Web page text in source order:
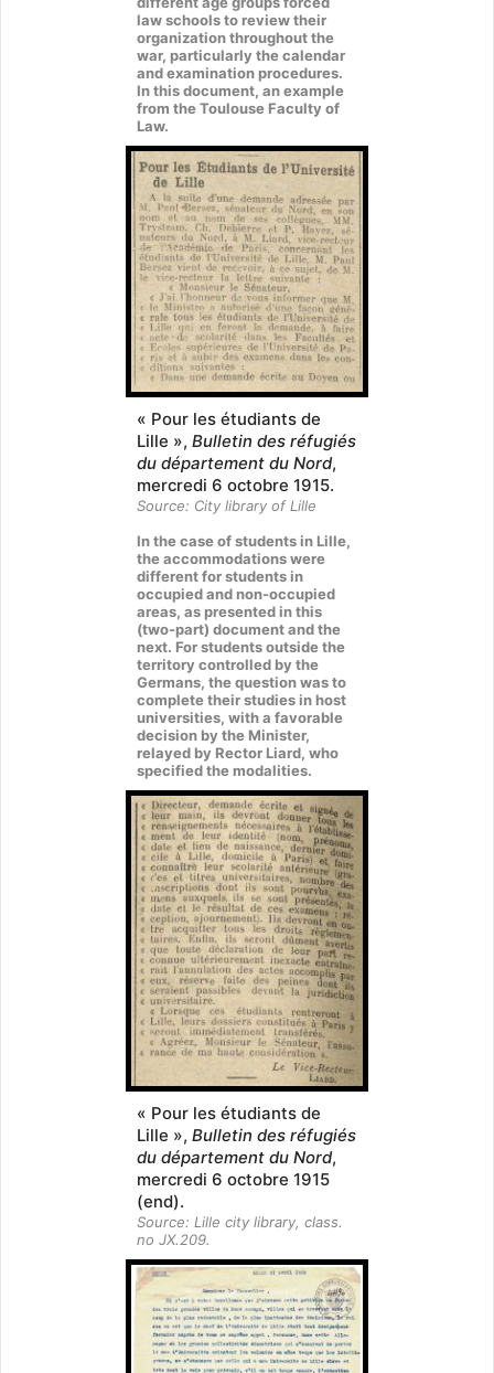
law schools to review their
organization throughout the
war, particularly the calendar
and examination procedures.
In this document, an example
from the Toulouse Faculty of
Law.
« Pour les étudiants de
Lille », Bulletin des réfugiés
du département du Nord,
mercredi 6 octobre 1915.
Source: City library of Lille
In the case of students in Lille,
the accommodations were
different for students in
occupied and non-occupied
areas, as presented in this
(two-part) document and the
next. For students outside the
territory controlled by the
Germans, the question was to
complete their studies in host
universities, with a favorable
decision by the Minister,
relayed by Rector Liard, who
specified the modalities.
« Pour les étudiants de
Lille », Bulletin des réfugiés
du département du Nord,
mercredi 6 octobre 1915
(end).
Source: Lille city library, class.
no JX.209.